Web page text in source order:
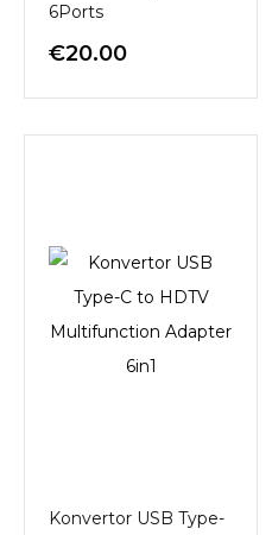
6Ports
€20.00
Konvertor USB Type-